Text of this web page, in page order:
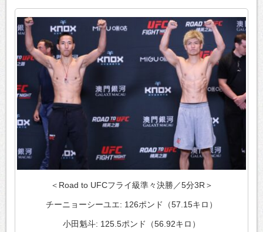
＜Road to UFCフライ級準々決勝／5分3R＞
チーニョーシーユエ: 126ポンド（57.15キロ）
小田魁斗: 125.5ポンド（56.92キロ）